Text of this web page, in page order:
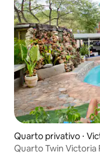
Quarto privativo ⋅
Quarto Twin Victoria